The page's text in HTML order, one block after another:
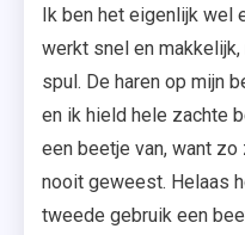
Ik ben het eigenlijk wel
werkt snel en
spul. De haren op mijn
en ik hield hele zachte
een beetje van, want
nooit geweest. Helaas
tweede gebruik een